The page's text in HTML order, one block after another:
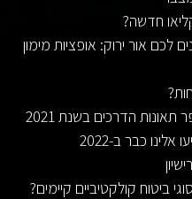
חדשה?
לכם אור ירוק: אופציות מימון
הדרכים בשנת 2021
כבר ב-2022
ביטוח קולקטיביים קיימים?